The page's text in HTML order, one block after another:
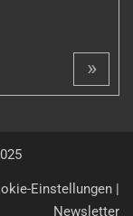
»
Einstellungen |
Newsletter